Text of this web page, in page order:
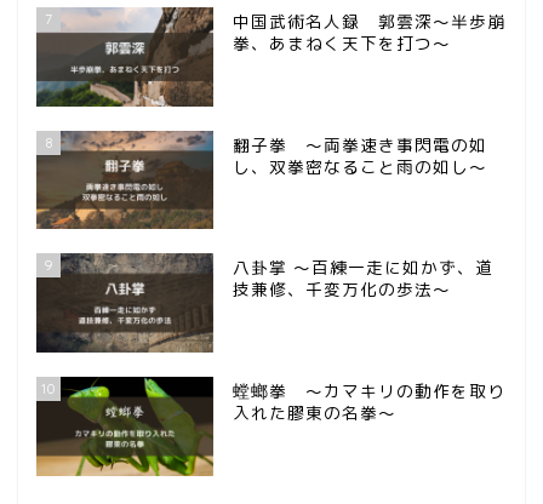
7
中国武術名人録 郭雲深～半歩崩
拳、あまねく天下を打つ～
8
翻子拳 ～両拳速き事閃電の如
し、双拳密なること雨の如し～
9
八卦掌 ～百練一走に如かず、道
技兼修、千変万化の歩法～
10
螳螂拳 ～カマキリの動作を取り
入れた膠東の名拳～